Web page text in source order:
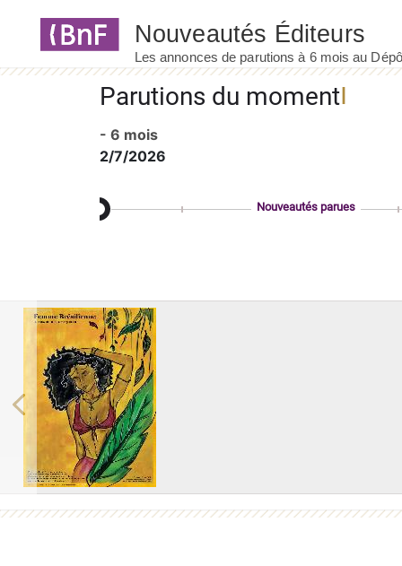
Parutions du moment
- 6 mois
2/7/2026
Nouveautés parues
Previous